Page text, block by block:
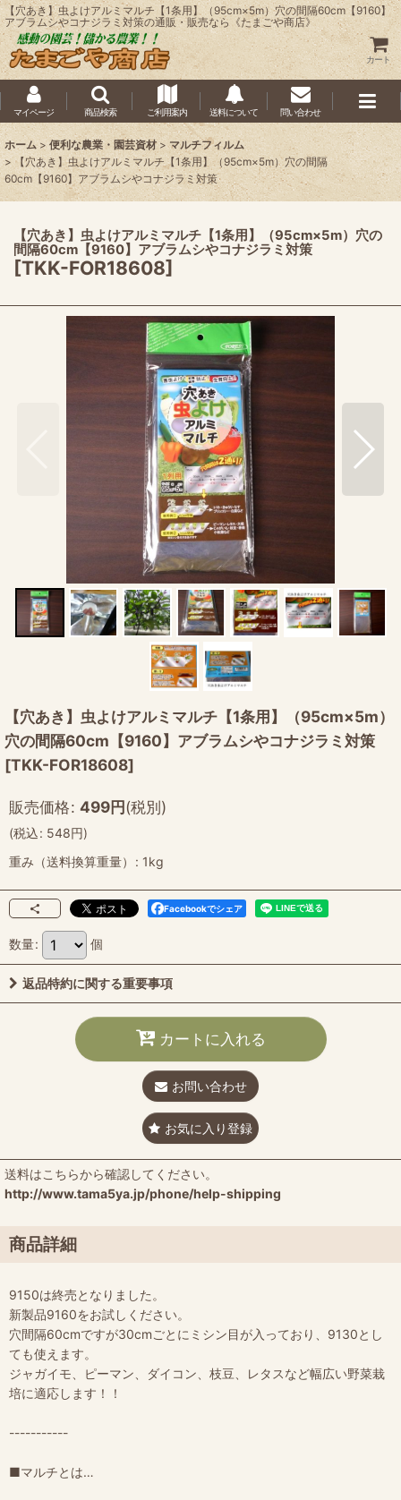
【穴あき】虫よけアルミマルチ【1条用】（95cm×5m）穴の間隔60cm【9160】
アブラムシやコナジラミ対策の通販・販売なら《たまごや商店》
カート
マイページ 商品検索 ご利用案内 送料について 問い合わせ
ホーム > 便利な農業・園芸資材 > マルチフィルム
> 【穴あき】虫よけアルミマルチ【1条用】（95cm×5m）穴の間隔
60cm【9160】アブラムシやコナジラミ対策
【穴あき】虫よけアルミマルチ【1条用】（95cm×5m）穴の
間隔60cm【9160】アブラムシやコナジラミ対策
[TKK-FOR18608]
【穴あき】虫よけアルミマルチ【1条用】（95cm×5m）
穴の間隔60cm【9160】アブラムシやコナジラミ対策
[TKK-FOR18608]
販売価格: 499円(税別)
(税込: 548円)
重み（送料換算重量）
: 1kg
Facebookでシェア
数量: 個
返品特約に関する重要事項
カートに入れる
お問い合わせ
お気に入り登録
送料はこちらから確認してください。
http://www.tama5ya.jp/phone/help-shipping
商品詳細
9150は終売となりました。
新製品9160をお試しください。
穴間隔60cmですが30cmごとにミシン目が入っており、9130とし
ても使えます。
ジャガイモ、ピーマン、ダイコン、枝豆、レタスなど幅広い野菜栽
培に適応します！！
-----------
■マルチとは…